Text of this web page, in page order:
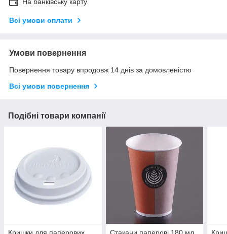
Всі умови оплати
Умови повернення
Повернення товару впродовж 14 днів за домовленістю
Всі умови повернення
Подібні товари компанії